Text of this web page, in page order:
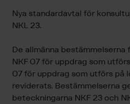
Nya standardavtal för
NKL 23.
De allmänna
NKF 07 för uppdrag som
07 för uppdrag som utförs på
reviderats. Bestämmelserna
beteckningarna NKF 23 och